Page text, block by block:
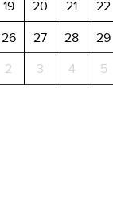
19 20 21 22
26 27 28 29
2 3 4 5